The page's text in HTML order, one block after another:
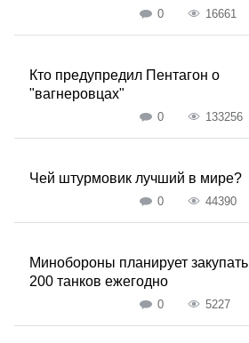
0 16661
Кто предупредил Пентагон о
"вагнеровцах"
0 133256
Чей штурмовик лучший в мире?
0 44390
Минобороны планирует закупать
200 танков ежегодно
0 5227